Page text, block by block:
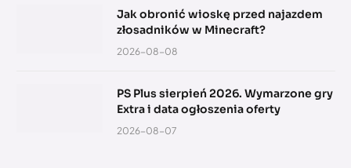
Jak obronić wioskę przed najazdem
złosadników w Minecraft?
2026-08-08
PS Plus sierpień 2026. Wymarzone gry
Extra i data ogłoszenia oferty
2026-08-07